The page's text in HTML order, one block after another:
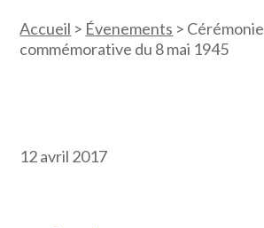
Accueil > Évenements > Cérémonie
commémorative du 8 mai 1945
12 avril 2017